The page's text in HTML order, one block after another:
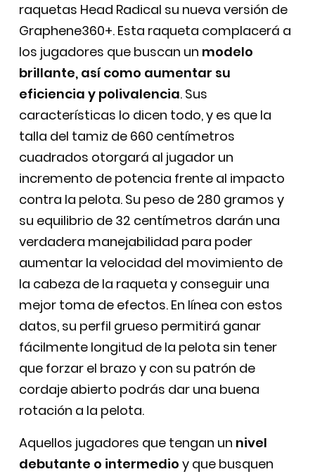
raquetas Head Radical su nueva versión de
Graphene360+. Esta raqueta complacerá a
los jugadores que buscan un modelo
brillante, así como aumentar su
eficiencia y polivalencia. Sus
características lo dicen todo, y es que la
talla del tamiz de 660 centímetros
cuadrados otorgará al jugador un
incremento de potencia frente al impacto
contra la pelota. Su peso de 280 gramos y
su equilibrio de 32 centímetros darán una
verdadera manejabilidad para poder
aumentar la velocidad del movimiento de
la cabeza de la raqueta y conseguir una
mejor toma de efectos. En línea con estos
datos, su perfil grueso permitirá ganar
fácilmente longitud de la pelota sin tener
que forzar el brazo y con su patrón de
cordaje abierto podrás dar una buena
rotación a la pelota.
Aquellos jugadores que tengan un nivel
debutante o intermedio y que busquen